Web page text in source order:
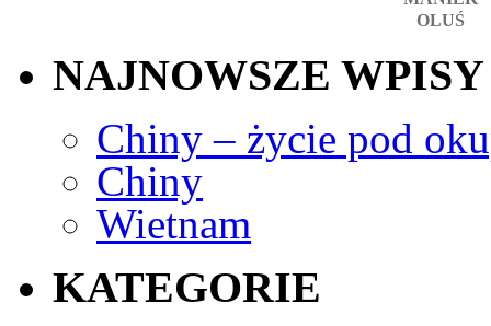
OLUŚ
NAJNOWSZE WPISY
Chiny – życie pod
Chiny
Wietnam
KATEGORIE